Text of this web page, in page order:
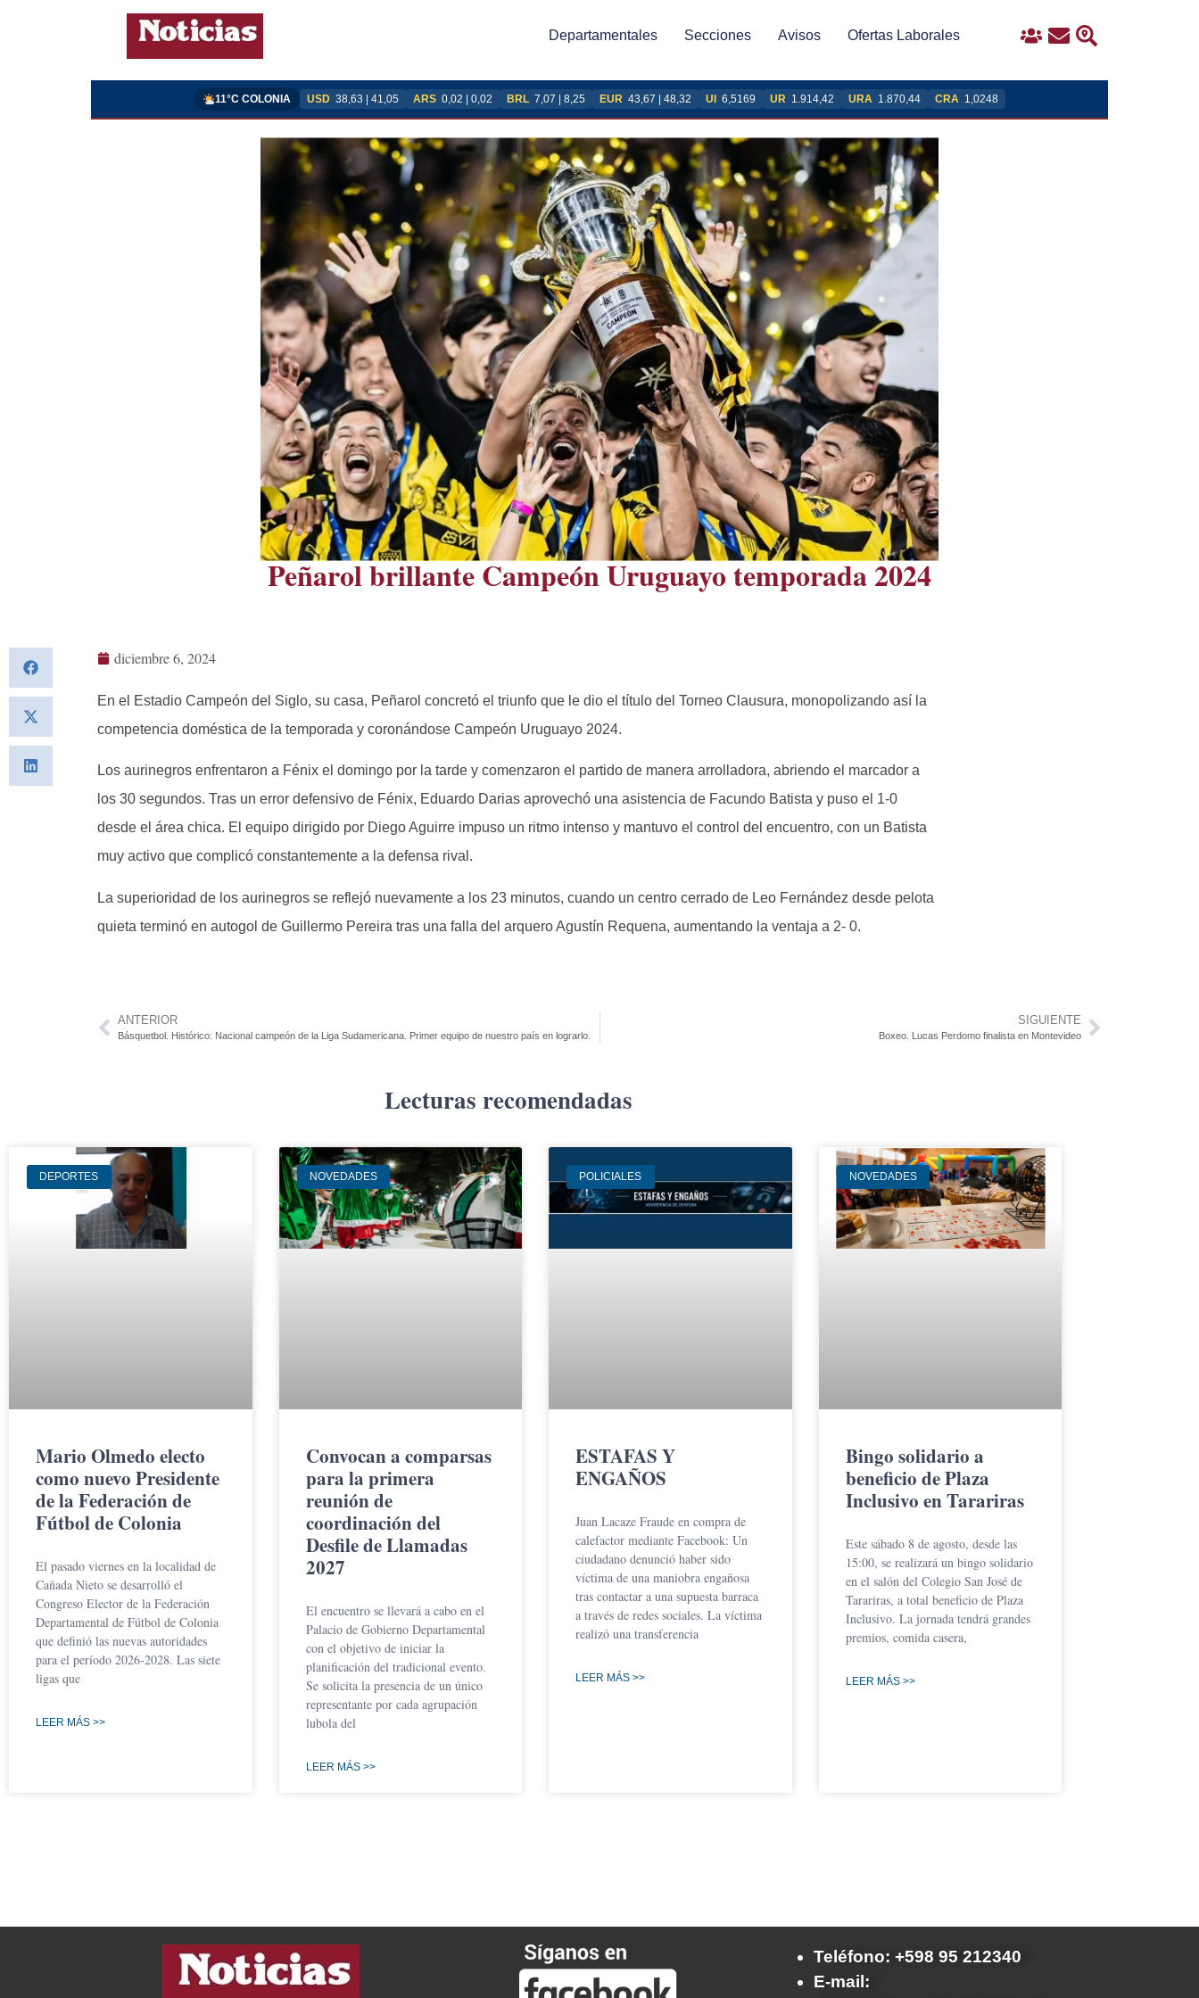
Departamentales Secciones Avisos Ofertas Laborales IngresoContacto
Buscar
11°C COLONIA USD 38,63 | 41,05 ARS 0,02 | 0,02 BRL 7,07 | 8,25 EUR 43,67 | 48,32 UI 6,5169 UR 1.914,42 URA 1.870,44 CRA 1,0248
Peñarol brillante Campeón Uruguayo temporada 2024
diciembre 6, 2024
En el Estadio Campeón del Siglo, su casa, Peñarol concretó el triunfo que le dio el título del Torneo Clausura, monopolizando así la
competencia doméstica de la temporada y coronándose Campeón Uruguayo 2024.
Los aurinegros enfrentaron a Fénix el domingo por la tarde y comenzaron el partido de manera arrolladora, abriendo el marcador a
los 30 segundos. Tras un error defensivo de Fénix, Eduardo Darias aprovechó una asistencia de Facundo Batista y puso el 1-0
desde el área chica. El equipo dirigido por Diego Aguirre impuso un ritmo intenso y mantuvo el control del encuentro, con un Batista
muy activo que complicó constantemente a la defensa rival.
La superioridad de los aurinegros se reflejó nuevamente a los 23 minutos, cuando un centro cerrado de Leo Fernández desde pelota
quieta terminó en autogol de Guillermo Pereira tras una falla del arquero Agustín Requena, aumentando la ventaja a 2- 0.
ANTERIOR
Básquetbol. Histórico: Nacional campeón de la Liga Sudamericana. Primer equipo de nuestro país en lograrlo.
SIGUIENTE
Boxeo. Lucas Perdomo finalista en Montevideo
Lecturas recomendadas
DEPORTES
Mario Olmedo electo
como nuevo Presidente
de la Federación de
Fútbol de Colonia
El pasado viernes en la localidad de
Cañada Nieto se desarrolló el
Congreso Elector de la Federación
Departamental de Fútbol de Colonia
que definió las nuevas autoridades
para el período 2026-2028. Las siete
ligas que
LEER MÁS >>
NOVEDADES
Convocan a comparsas
para la primera
reunión de
coordinación del
Desfile de Llamadas
2027
El encuentro se llevará a cabo en el
Palacio de Gobierno Departamental
con el objetivo de iniciar la
planificación del tradicional evento.
Se solicita la presencia de un único
representante por cada agrupación
lubola del
LEER MÁS >>
POLICIALES
ESTAFAS Y
ENGAÑOS
Juan Lacaze Fraude en compra de
calefactor mediante Facebook: Un
ciudadano denunció haber sido
víctima de una maniobra engañosa
tras contactar a una supuesta barraca
a través de redes sociales. La víctima
realizó una transferencia
LEER MÁS >>
NOVEDADES
Bingo solidario a
beneficio de Plaza
Inclusivo en Tarariras
Este sábado 8 de agosto, desde las
15:00, se realizará un bingo solidario
en el salón del Colegio San José de
Tarariras, a total beneficio de Plaza
Inclusivo. La jornada tendrá grandes
premios, comida casera,
LEER MÁS >>
Teléfono: +598 95 212340
E-mail: